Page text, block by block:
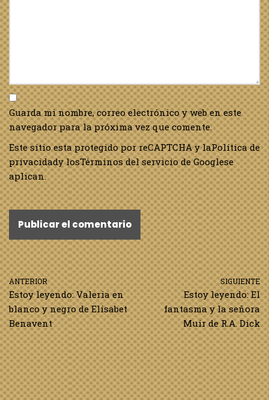
Guarda mi nombre, correo electrónico y web en este
navegador para la próxima vez que comente.
Este sitio esta protegido por reCAPTCHA y laPolítica de
privacidady losTérminos del servicio de Googlese
aplican.
ANTERIOR
Estoy leyendo: Valeria en
blanco y negro de Elísabet
Benavent
SIGUIENTE
Estoy leyendo: El
fantasma y la señora
Muir de R.A. Dick